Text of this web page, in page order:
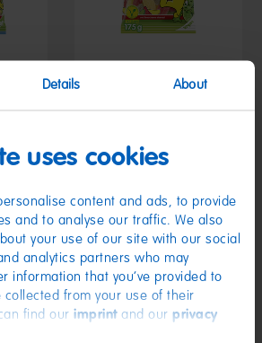
Details About
uses cookies
content and ads, to provide
and to analyse our traffic. We also
your use of our site with our social
analytics partners who may
information that you’ve provided to
collected from your use of their
find our imprintand our privacy
(6,80 € / kg)